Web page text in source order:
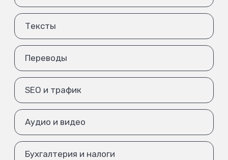
Тексты
Переводы
SEO и трафик
Аудио и видео
Бухгалтерия и налоги